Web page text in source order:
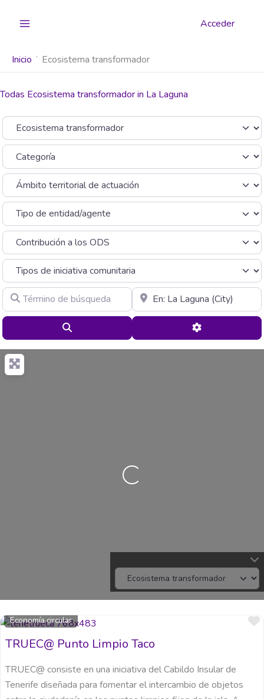
Acceder
Inicio Ecosistema transformador
Todas Ecosistema transformador in La Laguna
Seleccionar el formulario de búsqueda
Categoría
Término de búsqueda Cerca de
Advanced
Cargando…
Economía circular
TRUEC@ Punto Limpio Taco
TRUEC@ consiste en una iniciativa del Cabildo Insular de
Tenerife diseñada para fomentar el intercambio de objetos